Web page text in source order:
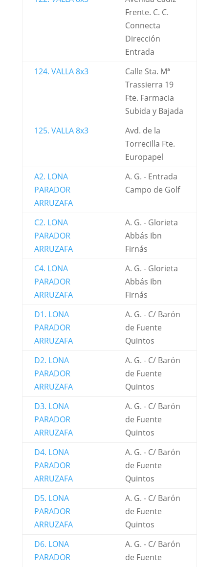
Frente. C. C.
Connecta
Dirección
Entrada
124. VALLA 8x3
Calle Sta. Mª
Trassierra 19
Fte. Farmacia
Subida y Bajada
125. VALLA 8x3
Avd. de la
Torrecilla Fte.
Europapel
A2. LONA
PARADOR
ARRUZAFA
A. G. - Entrada
Campo de Golf
C2. LONA
PARADOR
ARRUZAFA
A. G. - Glorieta
Abbás Ibn
Firnás
C4. LONA
PARADOR
ARRUZAFA
A. G. - Glorieta
Abbás Ibn
Firnás
D1. LONA
PARADOR
ARRUZAFA
A. G. - C/ Barón
de Fuente
Quintos
D2. LONA
PARADOR
ARRUZAFA
A. G. - C/ Barón
de Fuente
Quintos
D3. LONA
PARADOR
ARRUZAFA
A. G. - C/ Barón
de Fuente
Quintos
D4. LONA
PARADOR
ARRUZAFA
A. G. - C/ Barón
de Fuente
Quintos
D5. LONA
PARADOR
ARRUZAFA
A. G. - C/ Barón
de Fuente
Quintos
D6. LONA
PARADOR
A. G. - C/ Barón
de Fuente